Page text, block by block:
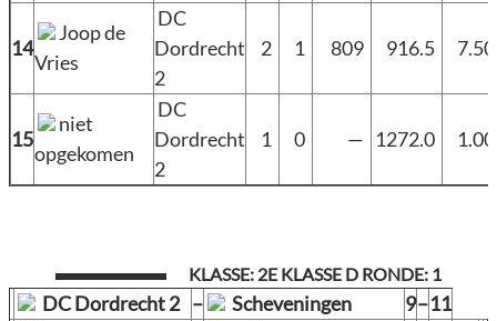
14
Joop de
Vries
DC
Dordrecht
2
2 1 809 916.5
15
niet
opgekomen
DC
Dordrecht
2
1 0 — 1272.0
KLASSE: 2E KLASSE D RONDE: 1
DC Dordrecht 2 – Scheveningen 9–11